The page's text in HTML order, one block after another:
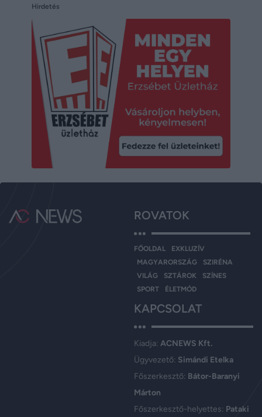
Hirdetés
ROVATOK
FŐOLDAL
EXKLUZÍV
MAGYARORSZÁG
SZIRÉNA
VILÁG
SZTÁROK
SZÍNES
SPORT
ÉLETMÓD
KAPCSOLAT
Kiadja: ACNEWS Kft.
Ügyvezető: Simándi Etelka
Főszerkesztő: Bátor-Baranyi
Márton
Főszerkesztő-helyettes: Pataki